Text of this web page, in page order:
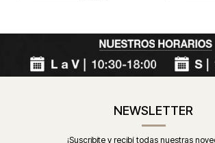
NEWSLETTER
¡Suscribite y recibí todas nuestras